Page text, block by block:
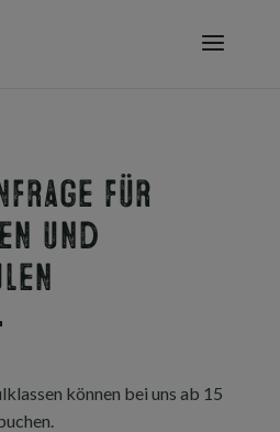
für
und
können bei uns ab 15